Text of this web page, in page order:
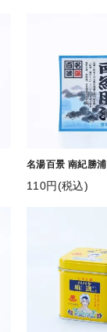
名湯百景 南紀勝浦
110円(税込)